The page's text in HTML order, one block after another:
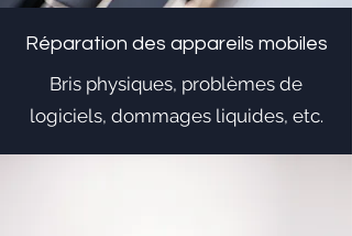
Réparation des appareils mobiles
Bris physiques, problèmes de
logiciels, dommages liquides, etc.